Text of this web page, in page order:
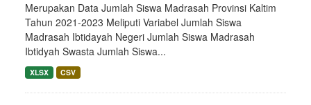
Merupakan Data Jumlah Siswa Madrasah Provinsi Kaltim
Tahun 2021-2023 Meliputi Variabel Jumlah Siswa
Madrasah Ibtidayah Negeri Jumlah Siswa Madrasah
Ibtidyah Swasta Jumlah Siswa...
XLSX CSV